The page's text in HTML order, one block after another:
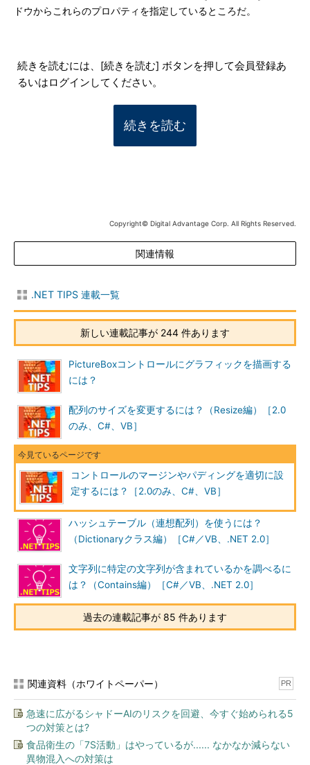
ドウからこれらのプロパティを指定しているところだ。
続きを読むには、[続きを読む] ボタンを押して会員登録あ
るいはログインしてください。
続きを読む
Copyright© Digital Advantage Corp. All Rights Reserved.
関連情報
.NET TIPS 連載一覧
新しい連載記事が 244 件あります
PictureBoxコントロールにグラフィックを描画する
には？
配列のサイズを変更するには？（Resize編）［2.0
のみ、C#、VB］
コントロールのマージンやパディングを適切に設
定するには？［2.0のみ、C#、VB］
ハッシュテーブル（連想配列）を使うには？
（Dictionaryクラス編）［C#／VB、.NET 2.0］
文字列に特定の文字列が含まれているかを調べるに
は？（Contains編）［C#／VB、.NET 2.0］
過去の連載記事が 85 件あります
関連資料（ホワイトペーパー） PR
急速に広がるシャドーAIのリスクを回避、今すぐ始められる5
つの対策とは?
食品衛生の「7S活動」はやっているが...... なかなか減らない
異物混入への対策は